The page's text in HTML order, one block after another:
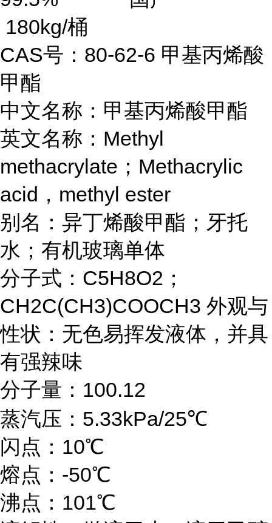
180kg/桶
CAS号：80-62-6 甲基丙烯酸
甲酯
中文名称：甲基丙烯酸甲酯
英文名称：Methyl
methacrylate；Methacrylic
acid，methyl ester
别名：异丁烯酸甲酯；牙托
水；有机玻璃单体
分子式：C5H8O2；
CH2C(CH3)COOCH3 外观与
性状：无色易挥发液体，并具
有强辣味
分子量：100.12
蒸汽压：5.33kPa/25℃
闪点：10℃
熔点：-50℃
沸点：101℃